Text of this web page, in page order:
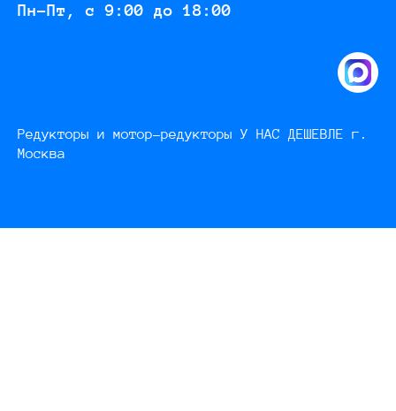
Пн-Пт, с 9:00 до 18:00
Редукторы и мотор-редукторы У НАС ДЕШЕВЛЕ г.
Москва